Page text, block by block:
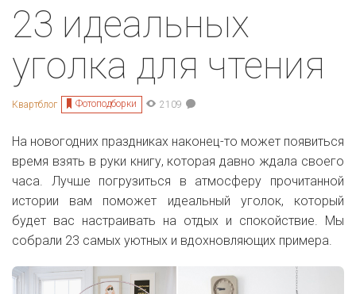
23 идеальных
уголка для чтения
Квартблог Фотоподборки 2109
На новогодних праздниках наконец-то может появиться
время взять в руки книгу, которая давно ждала своего
часа. Лучше погрузиться в атмосферу прочитанной
истории вам поможет идеальный уголок, который
будет вас настраивать на отдых и спокойствие. Мы
собрали 23 самых уютных и вдохновляющих примера.